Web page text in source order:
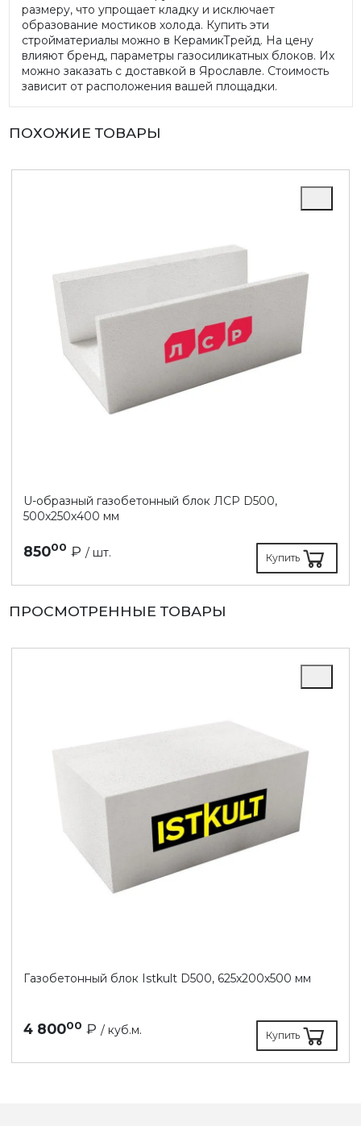
размеру, что упрощает кладку и исключает
образование мостиков холода. Купить эти
стройматериалы можно в КерамикТрейд. На цену
влияют бренд, параметры газосиликатных блоков. Их
можно заказать с доставкой в Ярославле. Стоимость
зависит от расположения вашей площадки.
ПОХОЖИЕ ТОВАРЫ
U-образный газобетонный блок ЛСР D500,
500х250х400 мм
85000 ₽ / шт. Купить
ПРОСМОТРЕННЫЕ ТОВАРЫ
Газобетонный блок Istkult D500, 625х200х500 мм
4 80000 ₽ / куб.м. Купить